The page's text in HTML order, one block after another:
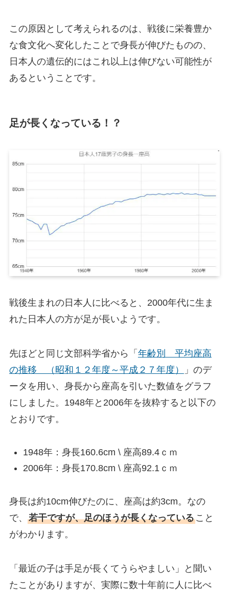
この原因として考えられるのは、戦後に栄養豊か
な食文化へ変化したことで身長が伸びたものの、
日本人の遺伝的にはこれ以上は伸びない可能性が
あるということです。
足が長くなっている！？
戦後生まれの日本人に比べると、2000年代に生ま
れた日本人の方が足が長いようです。
先ほどと同じ文部科学省から「 年齢別 平均座高
の推移 （昭和１２年度～平成２７年度）
」のデ
ータを用い、身長から座高を引いた数値をグラフ
にしました。1948年と2006年を抜粋すると以下の
とおりです。
1948年：身長160.6cm \ 座高89.4ｃｍ
2006年：身長170.8cm \ 座高92.1ｃｍ
身長は約10cm伸びたのに、座高は約3cm。なの
で、 若干ですが、足のほうが長くなっていること
がわかります。
「最近の子は手足が長くてうらやましい」と聞い
たことがありますが、実際に数十年前に人に比べ